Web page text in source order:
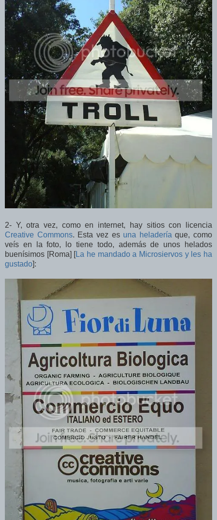
2- Y, otra vez, como en internet, hay sitios con licencia
Creative Commons. Esta vez es una heladería que, como
veís en la foto, lo tiene todo, además de unos helados
buenísimos [Roma] [La he mandado a Microsiervos y les ha
gustado]: